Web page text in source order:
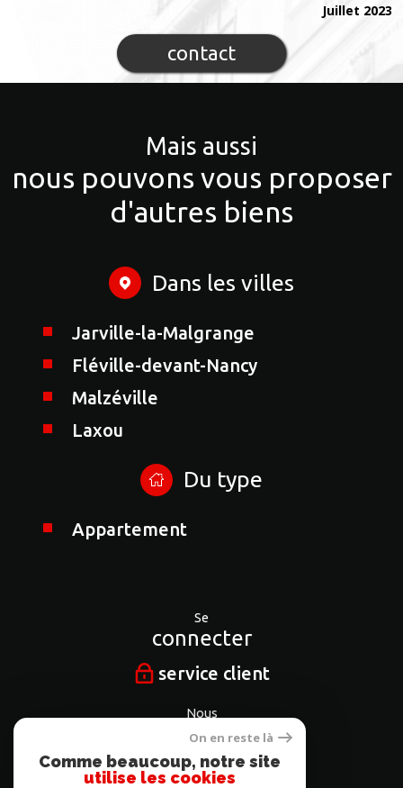
contact
Juillet 2023
Mais aussi
nous pouvons vous proposer
d'autres biens
Dans les villes
Jarville-la-Malgrange
Fléville-devant-Nancy
Malzéville
Laxou
Du type
Appartement
Se
connecter
service client
Nous
suivre
On en reste là
Comme beaucoup, notre site
utilise les cookies